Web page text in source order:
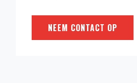
NEEM CONTACT OP